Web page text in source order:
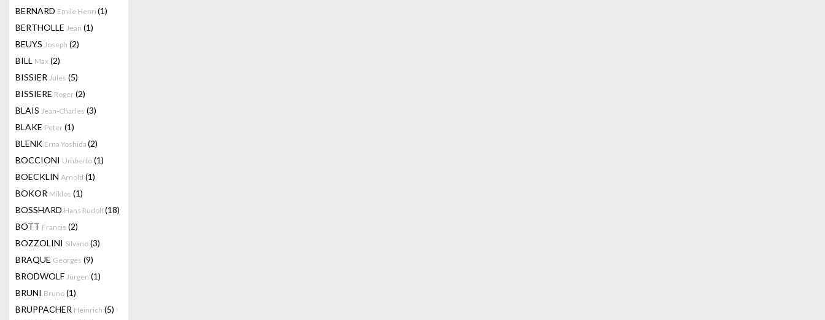
BERNARD Emile Henri (1)
BERTHOLLE Jean (1)
BEUYS Joseph (2)
BILL Max (2)
BISSIER Jules (5)
BISSIERE Roger (2)
BLAIS Jean-Charles (3)
BLAKE Peter (1)
BLENK Erna Yoshida (2)
BOCCIONI Umberto (1)
BOECKLIN Arnold (1)
BOKOR Miklos (1)
BOSSHARD Hans Rudolf(18)
BOTT Francis (2)
BOZZOLINI Silvano (3)
BRAQUE Georges (9)
BRODWOLF Jürgen (1)
BRUNI Bruno (1)
BRUPPACHER Heinrich (5)